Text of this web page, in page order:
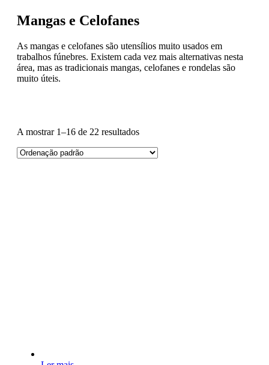
Mangas e Celofanes
As mangas e celofanes são utensílios muito usados em
trabalhos fúnebres. Existem cada vez mais alternativas nesta
área, mas as tradicionais mangas, celofanes e rondelas são
muito úteis.
A mostrar 1–16 de 22 resultados